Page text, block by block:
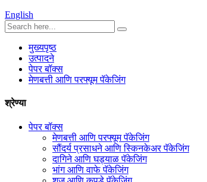
English
मुख्यपृष्ठ
उत्पादने
पेपर बॉक्स
मेणबत्ती आणि परफ्यूम पॅकेजिंग
श्रेण्या
पेपर बॉक्स
मेणबत्ती आणि परफ्यूम पॅकेजिंग
सौंदर्य प्रसाधने आणि स्किनकेअर पॅकेजिंग
दागिने आणि घड्याळ पॅकेजिंग
भांग आणि वाफे पॅकेजिंग